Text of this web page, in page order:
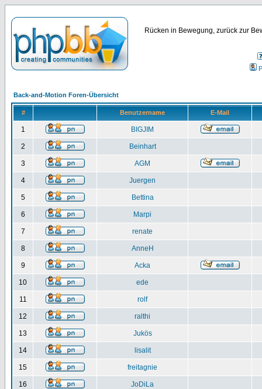
Rücken in Bewegung, zurück zur
Back-and-Motion Foren-Übersicht
# Benutzername E-Mail
1 BIGJIM
2 Beinhart
3 AGM
4 Juergen
5 Bettina
6 Marpi
7 renate
8 AnneH
9 Acka
10 ede
11 rolf
12 ralthi
13 Jukös
14 lisalit
15 freitagnie
16 JoDiLa